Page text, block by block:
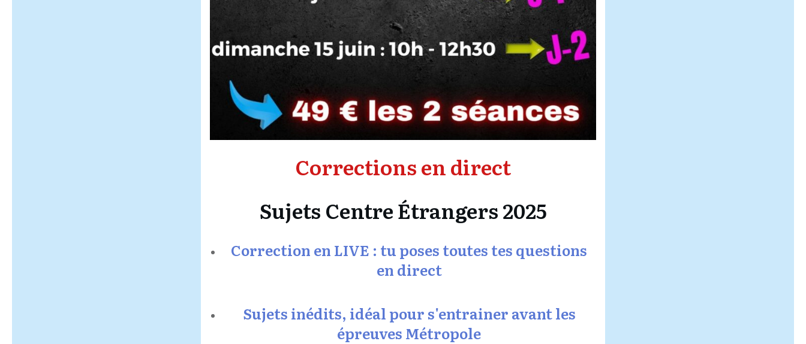
Corrections en direct
Sujets Centre Étrangers 2025
Correction en LIVE : tu poses toutes tes questions
en direct
Sujets inédits, idéal pour s'entrainer avant les
épreuves Métropole